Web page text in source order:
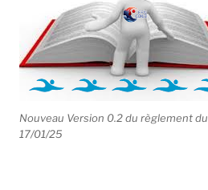
Nouveau Version 0.2 du règlement du
17/01/25